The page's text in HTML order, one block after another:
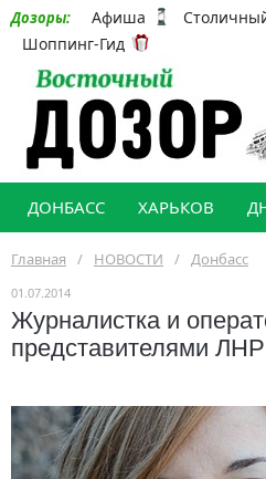
Дозоры: Афиша
Шоппинг-Гид
ДОНБАСС ХАРЬКОВ
Главная / НОВОСТИ / Донбасс
01.07.2014
Журналистка и
представителями ЛНР